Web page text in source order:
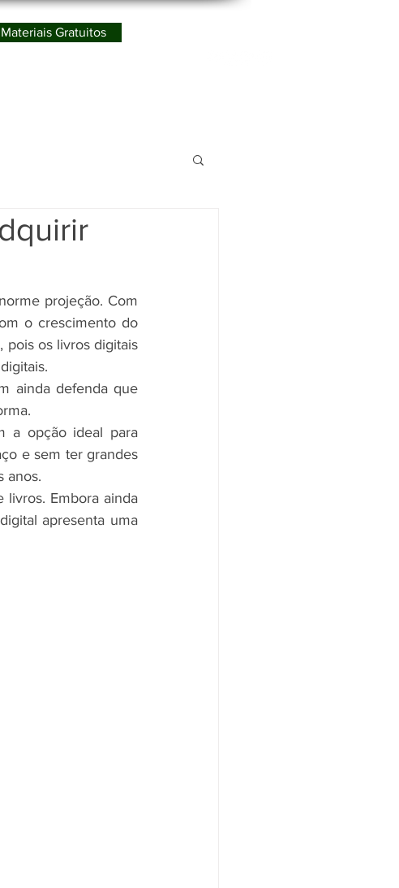
Materiais Gratuitos
projeção. Com
o crescimento do
pois os livros digitais
ainda defenda que
a opção ideal para
e sem ter grandes
anos.
livros. Embora ainda
apresenta uma